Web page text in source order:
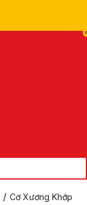
0
/ Cơ Xương Khớp